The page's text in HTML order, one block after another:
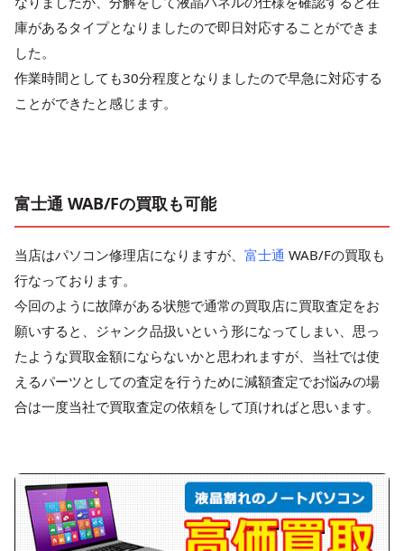
庫があるタイプとなりましたので即日対応することができま
した。
作業時間としても30分程度となりましたので早急に対応する
ことができたと感じます。
富士通 WAB/Fの買取も可能
当店はパソコン修理店になりますが、 富士通 WAB/Fの買取も
行なっております。
今回のように故障がある状態で通常の買取店に買取査定をお
願いすると、ジャンク品扱いという形になってしまい、思っ
たような買取金額にならないかと思われますが、当社では使
えるパーツとしての査定を行うために減額査定でお悩みの場
合は一度当社で買取査定の依頼をして頂ければと思います。